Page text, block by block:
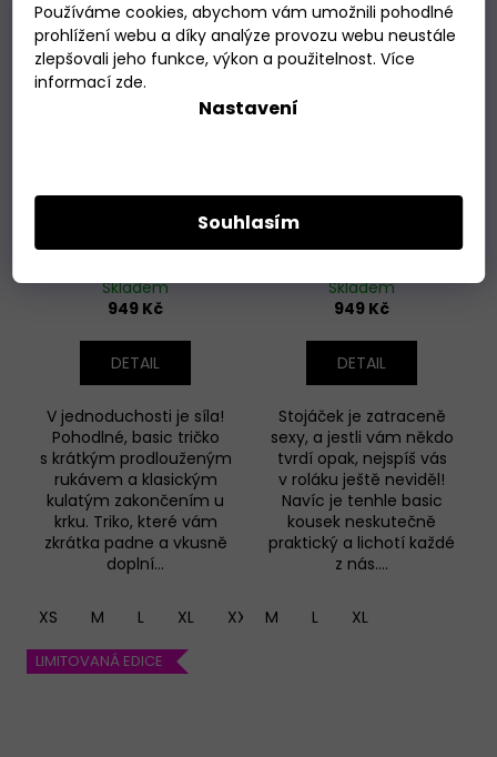
Používáme cookies, abychom vám umožnili pohodlné
prohlížení webu a díky analýze provozu webu neustále
zlepšovali jeho funkce, výkon a použitelnost. Více
informací zde.
Nastavení
Souhlasím
Skladem
949 Kč
DETAIL
V jednoduchosti je síla!
Pohodlné, basic tričko
s krátkým prodlouženým
rukávem a klasickým
kulatým zakončením u
krku. Triko, které vám
zkrátka padne a vkusně
doplní...
XS M L XL XXL
Skladem
949 Kč
DETAIL
Stojáček je zatraceně
sexy, a jestli vám někdo
tvrdí opak, nejspíš vás
v roláku ještě neviděl!
Navíc je tenhle basic
kousek neskutečně
praktický a lichotí každé
z nás....
M L XL
LIMITOVANÁ EDICE